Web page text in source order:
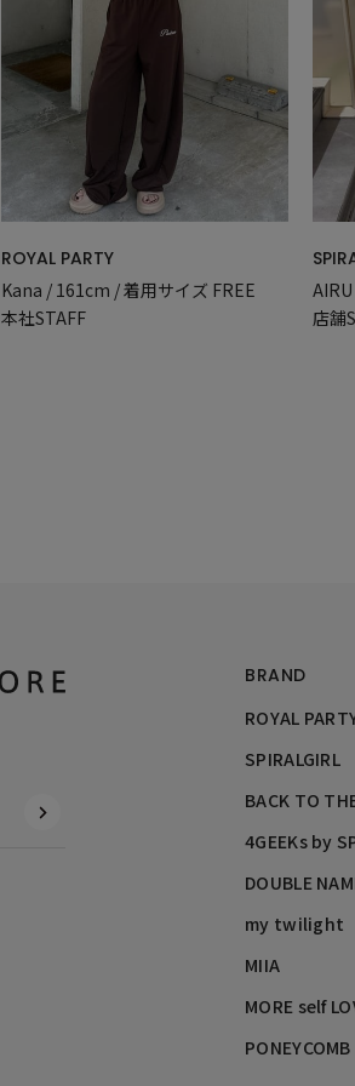
ROYAL PARTY
Kana / 161cm / 着用サイズ FREE
本社STAFF
店舗
BRAND
ROYAL
SPIRALGIRL
BACK TO
4GEEKs by
DOUBLE
my twilight
MIIA
MORE self